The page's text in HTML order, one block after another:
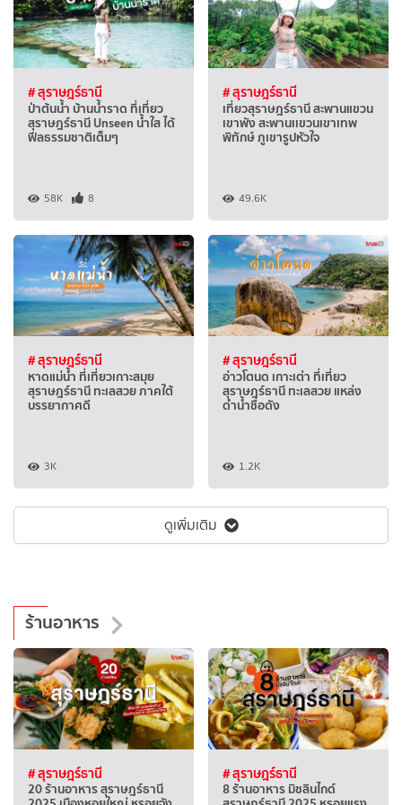
# สุราษฎร์ธานี
ป่าต้นน้ำ บ้านน้ำราด ที่เที่ยว
สุราษฎร์ธานี Unseen น้ำใส ได้
ฟีลธรรมชาติเต็มๆ
58K 8
# สุราษฎร์ธานี
เที่ยวสุราษฎร์ธานี สะพานแขวน
เขาพัง สะพานเเขวนเขาเทพ
พิทักษ์ ภูเขารูปหัวใจ
49.6K
# สุราษฎร์ธานี
หาดแม่น้ำ ที่เที่ยวเกาะสมุย
สุราษฎร์ธานี ทะเลสวย ภาคใต้
บรรยากาศดี
3K
# สุราษฎร์ธานี
อ่าวโตนด เกาะเต่า ที่เที่ยว
สุราษฎร์ธานี ทะเลสวย แหล่ง
ดำน้ำชื่อดัง
1.2K
ดูเพิ่มเติม
ร้านอาหาร
# สุราษฎร์ธานี
20 ร้านอาหาร สุราษฎร์ธานี
# สุราษฎร์ธานี
8 ร้านอาหาร มิชลินไกด์